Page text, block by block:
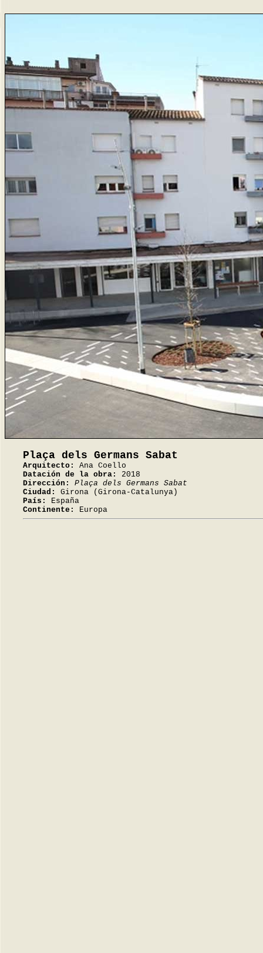
Plaça dels Germans Sabat
Arquitecto:
Ana Coello
Datación de la obra:
2018
Dirección:
Plaça dels Germans Sabat
Ciudad:
Girona (Girona-Catalunya)
País:
España
Continente:
Europa